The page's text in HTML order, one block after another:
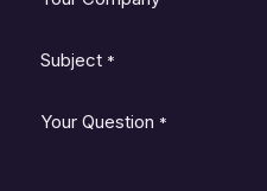
Subject *
Your Question *